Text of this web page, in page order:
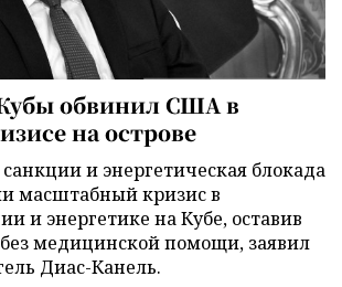
обвинил США в
на острове
и энергетическая блокада
масштабный кризис в
и энергетике на Кубе, оставив
медицинской помощи, заявил
Диас-Канель.